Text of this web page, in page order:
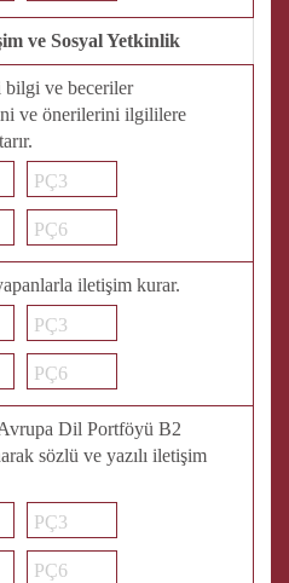
ve Sosyal Yetkinlik
ve beceriler
ve önerilerini ilgililere
PÇ3
PÇ6
iletişim kurar.
PÇ3
PÇ6
Dil Portföyü B2
sözlü ve yazılı iletişim
PÇ3
PÇ6